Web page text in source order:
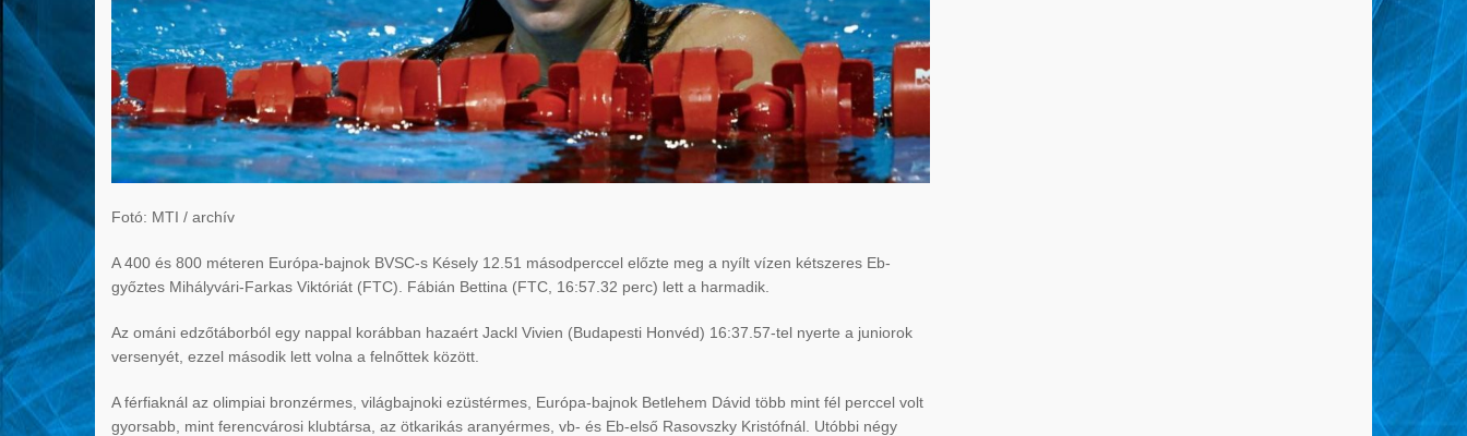
Fotó: MTI / archív
A 400 és 800 méteren Európa-bajnok BVSC-s Késely 12.51 másodperccel előzte meg a nyílt vízen kétszeres Eb-
győztes Mihályvári-Farkas Viktóriát (FTC). Fábián Bettina (FTC, 16:57.32 perc) lett a harmadik.
Az ománi edzőtáborból egy nappal korábban hazaért Jackl Vivien (Budapesti Honvéd) 16:37.57-tel nyerte a juniorok
versenyét, ezzel második lett volna a felnőttek között.
A férfiaknál az olimpiai bronzérmes, világbajnoki ezüstérmes, Európa-bajnok Betlehem Dávid több mint fél perccel volt
gyorsabb, mint ferencvárosi klubtársa, az ötkarikás aranyérmes, vb- és Eb-első Rasovszky Kristófnál. Utóbbi négy